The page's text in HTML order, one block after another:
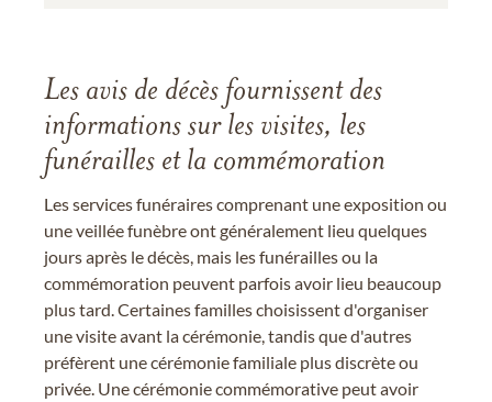
Les avis de décès fournissent des
informations sur les visites, les
funérailles et la commémoration
Les services funéraires comprenant une exposition ou
une veillée funèbre ont généralement lieu quelques
jours après le décès, mais les funérailles ou la
commémoration peuvent parfois avoir lieu beaucoup
plus tard. Certaines familles choisissent d'organiser
une visite avant la cérémonie, tandis que d'autres
préfèrent une cérémonie familiale plus discrète ou
privée. Une cérémonie commémorative peut avoir